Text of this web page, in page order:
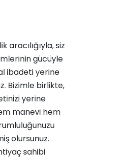
aracılığıyla, siz
gücüyle
ibadeti yerine
Bizimle birlikte,
yerine
manevi hem
olursunuz.
sahibi